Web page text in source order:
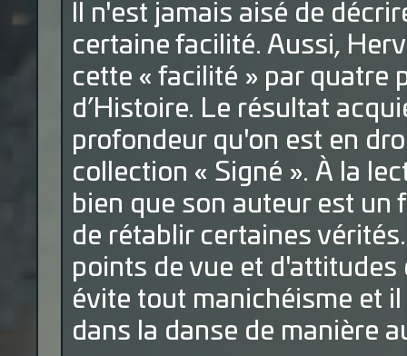
Il n'est jamais aisé de
certaine facilité. Aussi,
cette « facilité » par quatre
d’Histoire. Le résultat
profondeur qu'on est en
collection « Signé ». À la
bien que son auteur est
de rétablir certaines
points de vue et
évite tout manichéisme et
dans la danse de manière